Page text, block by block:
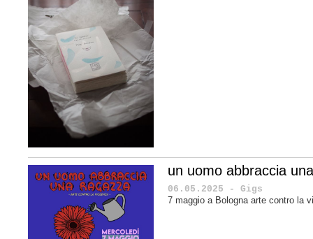
un uomo abbraccia
06.05.2025 - Gigs
7 maggio a Bologna arte contro la